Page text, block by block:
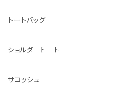
ハンカチ
ライティングスタンド
アクリル雑貨
フェアトレードコットン
ジュートコットン
キャンパス
キャンパス
デニム
ポリエステル
トートバッグ
オーガニックコットン
シーチング
フェアトレードコットン
ショルダートート
オーガニックコットン
サコッシュ